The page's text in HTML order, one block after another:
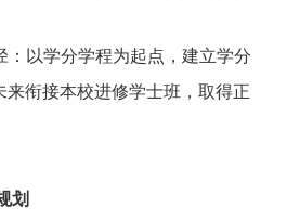
以学分学程为起点，建立学分
来衔接本校进修学士班，取得正
划